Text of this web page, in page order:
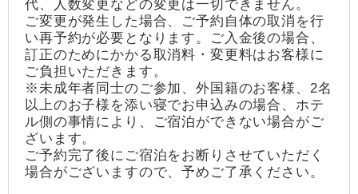
代、人数変更などの変更は一切できません。
ご変更が発生した場合、ご予約自体の取消を行
い再予約が必要となります。ご入金後の場合、
訂正のためにかかる取消料・変更料はお客様に
ご負担いただきます。
※未成年者同士のご参加、外国籍のお客様、2名
以上のお子様を添い寝でお申込みの場合、ホテ
ル側の事情により、ご宿泊ができない場合がご
ざいます。
ご予約完了後にご宿泊をお断りさせていただく
場合がございますので、予めご了承ください。